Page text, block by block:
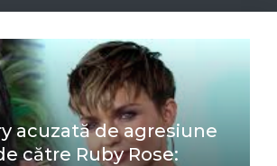
acuzată de agresiune
către Ruby Rose: